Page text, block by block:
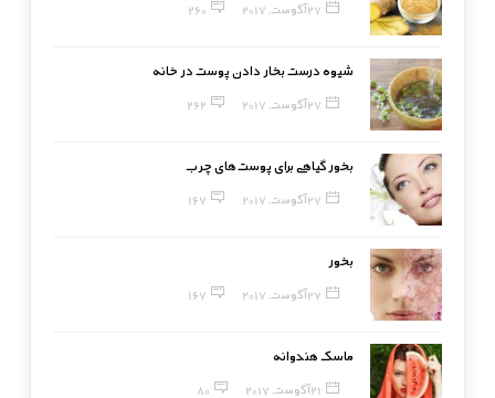
27 آگوست, 2017 260
شیوه درست بخار دادن پوست در خانه
27 آگوست, 2017 262
بخور گیاهی برای پوست‌های چرب
27 آگوست, 2017 167
بخور
27 آگوست, 2017 167
ماسک هندوانه
21 آگوست, 2017 80